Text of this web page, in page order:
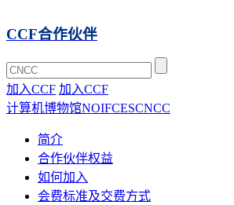
CCF合作伙伴
加入CCF 加入CCF
计算机博物馆NOIFCESCNCC
简介
合作伙伴权益
如何加入
会费标准及交费方式